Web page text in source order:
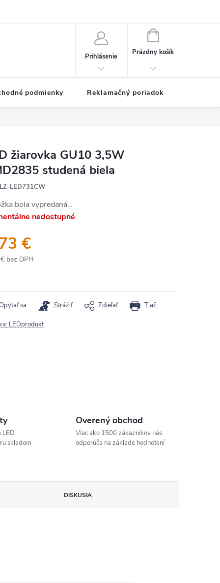
Prihlásenie
NÁKUPNÝ
KOŠÍK
Prázdny košík
podmienky Reklamačný poriadok
žiarovka GU10 3,5W
studená biela
LZ-LED731CW
bola vypredaná…
nedostupné
€
bez DPH
Tlač
sa Strážiť Zdieľať
LEDprodukt
LED
skladom
Overený obchod
Viac ako 1500 zákazníkov nás
odporúča na základe hodnotení
DISKUSIA